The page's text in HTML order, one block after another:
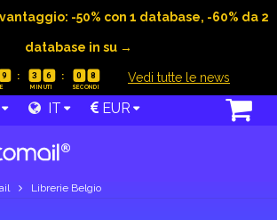
-50% con 1 database, -60% da 2
database in su →
9 3 6 0 7 Vedi tutte le news
IT EUR
Librerie Belgio